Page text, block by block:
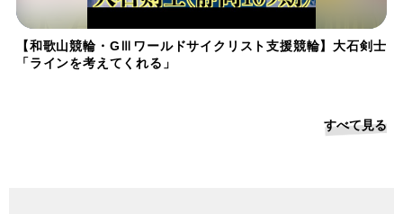
【和歌山競輪・GⅢワールドサイクリスト支援競輪】大石剣士
「ラインを考えてくれる」
すべて見る